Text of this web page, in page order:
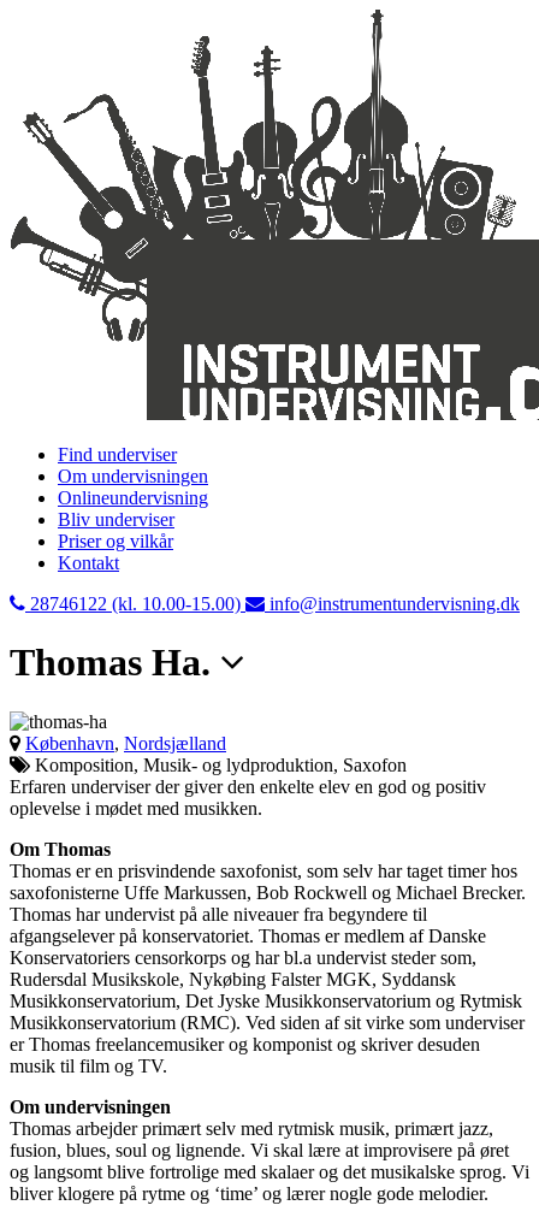
Find underviser
Om undervisningen
Onlineundervisning
Bliv underviser
Priser og vilkår
Kontakt
28746122 (kl. 10.00-15.00)
info@instrumentundervisning.dk
Thomas Ha.
København, Nordsjælland
Komposition, Musik- og lydproduktion, Saxofon
Erfaren underviser der giver den enkelte elev en god og positiv
oplevelse i mødet med musikken.
Om Thomas
Thomas er en prisvindende saxofonist, som selv har taget timer hos
saxofonisterne Uffe Markussen, Bob Rockwell og Michael Brecker.
Thomas har undervist på alle niveauer fra begyndere til
afgangselever på konservatoriet. Thomas er medlem af Danske
Konservatoriers censorkorps og har bl.a undervist steder som,
Rudersdal Musikskole, Nykøbing Falster MGK, Syddansk
Musikkonservatorium, Det Jyske Musikkonservatorium og Rytmisk
Musikkonservatorium (RMC). Ved siden af sit virke som underviser
er Thomas freelancemusiker og komponist og skriver desuden
musik til film og TV.
Om undervisningen
Thomas arbejder primært selv med rytmisk musik, primært jazz,
fusion, blues, soul og lignende. Vi skal lære at improvisere på øret
og langsomt blive fortrolige med skalaer og det musikalske sprog. Vi
bliver klogere på rytme og ‘time’ og lærer nogle gode melodier.